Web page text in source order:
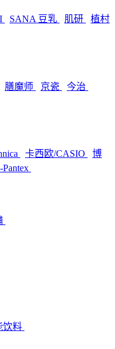
SANA 豆乳 肌研
植村
膳魔师 京瓷
今治
卡西欧/CASIO
博
饮料